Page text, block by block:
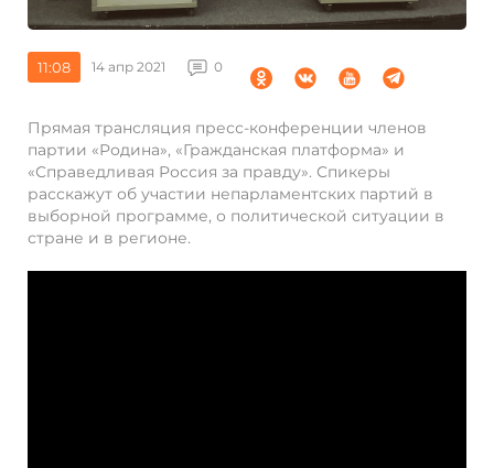
11:08 14 апр 2021 0
Прямая трансляция пресс-конференции членов
партии «Родина», «Гражданская платформа» и
«Справедливая Россия за правду». Спикеры
расскажут об участии непарламентских партий в
выборной программе, о политической ситуации в
стране и в регионе.